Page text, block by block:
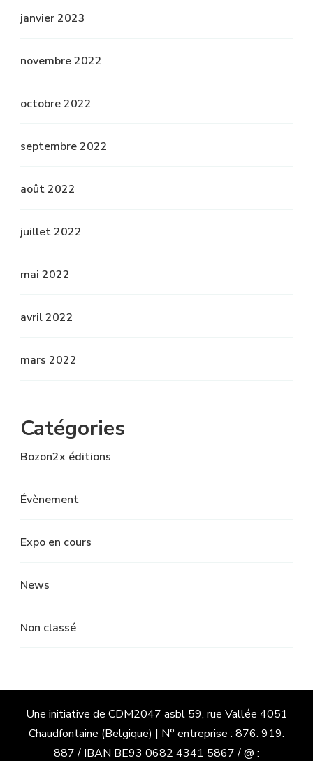
janvier 2023
novembre 2022
octobre 2022
septembre 2022
août 2022
juillet 2022
mai 2022
avril 2022
mars 2022
Catégories
Bozon2x éditions
Évènement
Expo en cours
News
Non classé
Une initiative de CDM2047 asbl 59, rue Vallée 4051
Chaudfontaine (Belgique) | N° entreprise : 876. 919.
887 / IBAN BE93 0682 4341 5867 / @ :